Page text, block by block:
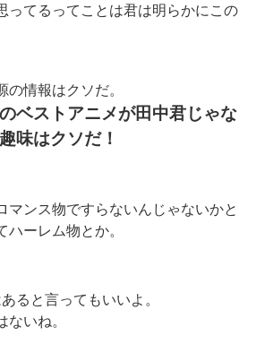
ってるってことは君は明らかにこの
の情報はクソだ。
ベストアニメが田中君じゃな
味はクソだ！
マンス物ですらないんじゃないかと
ハーレム物とか。
ると言ってもいいよ。
ないね。